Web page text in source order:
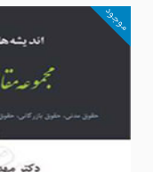
موجود